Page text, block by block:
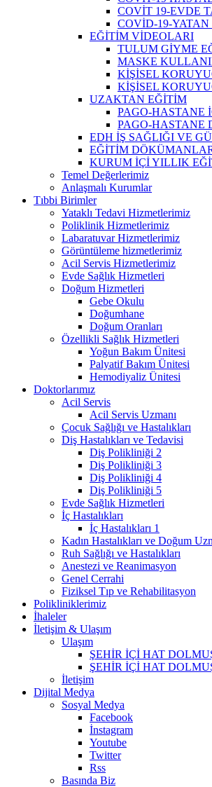
COVİT 19-EVDE
COVİD-19-
EĞİTİM VİDEOLARI
TULUM GİYME
MASKE
KİŞİSEL
KİŞİSEL
UZAKTAN EĞİTİM
PAGO-HASTANE
PAGO-HASTANE
EDH İŞ SAĞLIĞI VE
EĞİTİM
KURUM İÇİ YILLIK
Temel Değerlerimiz
Anlaşmalı Kurumlar
Tıbbi Birimler
Yataklı Tedavi Hizmetlerimiz
Poliklinik Hizmetlerimiz
Labaratuvar Hizmetlerimiz
Görüntüleme hizmetlerimiz
Acil Servis Hizmetlerimiz
Evde Sağlık Hizmetleri
Doğum Hizmetleri
Gebe Okulu
Doğumhane
Doğum Oranları
Özellikli Sağlık Hizmetleri
Yoğun Bakım Ünitesi
Palyatif Bakım Ünitesi
Hemodiyaliz Ünitesi
Doktorlarımız
Acil Servis
Acil Servis Uzmanı
Çocuk Sağlığı ve Hastalıkları
Diş Hastalıkları ve Tedavisi
Diş Polikliniği 2
Diş Polikliniği 3
Diş Polikliniği 4
Diş Polikliniği 5
Evde Sağlık Hizmetleri
İç Hastalıkları
İç Hastalıkları 1
Kadın Hastalıkları ve Doğum
Ruh Sağlığı ve Hastalıkları
Anestezi ve Reanimasyon
Genel Cerrahi
Fiziksel Tıp ve Rehabilitasyon
Polikliniklerimiz
İhaleler
İletişim & Ulaşım
Ulaşım
ŞEHİR İÇİ HAT
ŞEHİR İÇİ HAT
İletişim
Dijital Medya
Sosyal Medya
Facebook
İnstagram
Youtube
Twitter
Rss
Basında Biz